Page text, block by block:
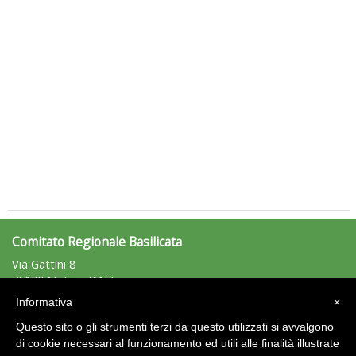
Comitato Regionale Basilicata
Via Gattini 8
75100 Matera (MT)
Tel: 0835/334076 - Fax: 0835/334076
C.F.: 93002980766
×
Informativa
Questo sito o gli strumenti terzi da questo utilizzati si avvalgono
di cookie necessari al funzionamento ed utili alle finalità illustrate